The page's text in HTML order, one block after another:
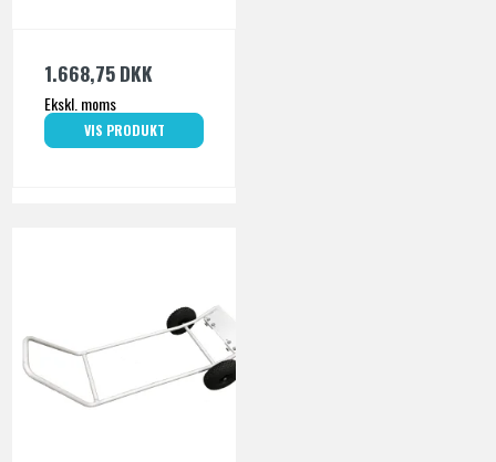
1.668,75 DKK
Ekskl. moms
VIS PRODUKT